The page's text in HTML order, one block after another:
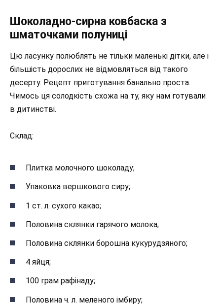
Шоколадно-сирна ковбаска з
шматочками полуниці
Цю ласунку полюблять не тільки маленькі дітки, але і
більшість дорослих не відмовляться від такого
десерту. Рецепт приготування банально проста.
Чимось ця солодкість схожа на ту, яку нам готували
в дитинстві.
Склад:
Плитка молочного шоколаду;
Упаковка вершкового сиру;
1 ст. л. сухого какао;
Половина склянки гарячого молока;
Половина склянки борошна кукурудзяного;
4 яйця;
100 грам рафінаду;
Половина ч. л. меленого імбиру;